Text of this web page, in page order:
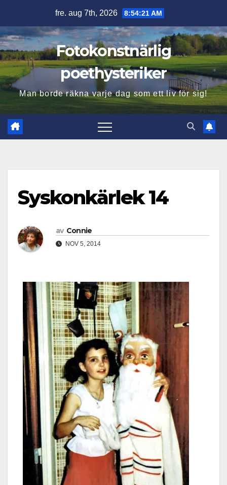
innehåll
fre. aug 7th, 2026 8:54:22 AM
Fotokonstnärlig
poethysteriker
Man borde räkna varje dag som ett liv för sig!
Syskonkärlek 14
av Connie
NOV 5, 2014